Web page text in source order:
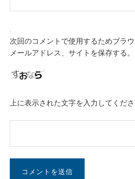
次回のコメントで使用するためブラウ
メールアドレス、サイトを保存する。
上に表示された文字を入力してくださ